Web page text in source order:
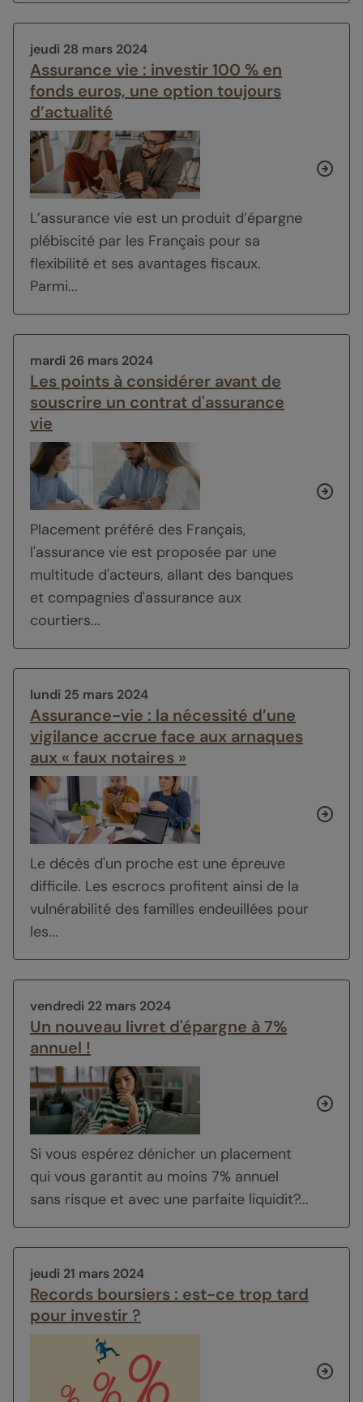
jeudi 28 mars 2024
Assurance vie : investir 100 % en
fonds euros, une option toujours
d’actualité
L’assurance vie est un produit d’épargne
plébiscité par les Français pour sa
flexibilité et ses avantages fiscaux.
Parmi...
mardi 26 mars 2024
Les points à considérer avant de
souscrire un contrat d'assurance
vie
Placement préféré des Français,
l'assurance vie est proposée par une
multitude d'acteurs, allant des banques
et compagnies d'assurance aux
courtiers...
lundi 25 mars 2024
Assurance-vie : la nécessité d’une
vigilance accrue face aux arnaques
aux « faux notaires »
Le décès d'un proche est une épreuve
difficile. Les escrocs profitent ainsi de la
vulnérabilité des familles endeuillées pour
les...
vendredi 22 mars 2024
Un nouveau livret d'épargne à 7%
annuel !
Si vous espérez dénicher un placement
qui vous garantit au moins 7% annuel
sans risque et avec une parfaite liquidit?...
jeudi 21 mars 2024
Records boursiers : est-ce trop tard
pour investir ?